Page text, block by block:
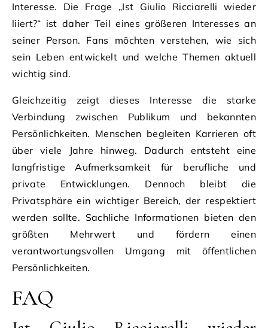
Interesse. Die Frage „Ist Giulio Ricciarelli wieder
liiert?“ ist daher Teil eines größeren Interesses an
seiner Person. Fans möchten verstehen, wie sich
sein Leben entwickelt und welche Themen aktuell
wichtig sind.
Gleichzeitig zeigt dieses Interesse die starke
Verbindung zwischen Publikum und bekannten
Persönlichkeiten. Menschen begleiten Karrieren oft
über viele Jahre hinweg. Dadurch entsteht eine
langfristige Aufmerksamkeit für berufliche und
private Entwicklungen. Dennoch bleibt die
Privatsphäre ein wichtiger Bereich, der respektiert
werden sollte. Sachliche Informationen bieten den
größten Mehrwert und fördern einen
verantwortungsvollen Umgang mit öffentlichen
Persönlichkeiten.
FAQ